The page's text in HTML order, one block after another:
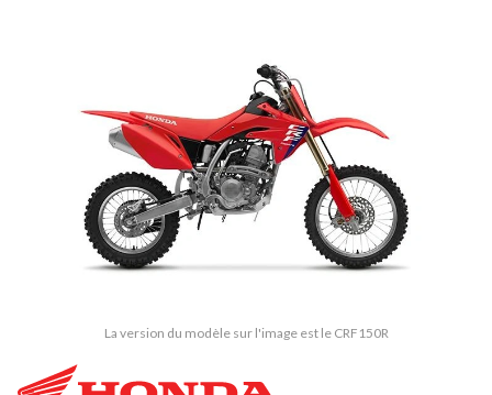
La version du modèle sur l'image est le CRF150R